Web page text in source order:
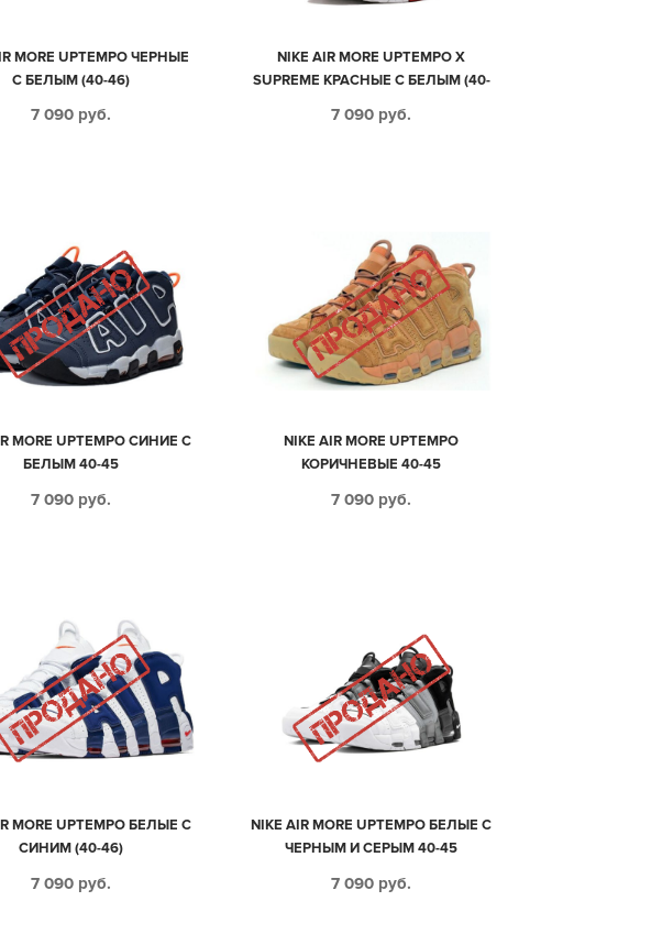
MORE UPTEMPO ЧЕРНЫЕ
С БЕЛЫМ (40-46)
7 090 руб.
NIKE AIR MORE UPTEMPO X
SUPREME КРАСНЫЕ С БЕЛЫМ (40-
7 090 руб.
MORE UPTEMPO СИНИЕ С
БЕЛЫМ 40-45
7 090 руб.
NIKE AIR MORE UPTEMPO
КОРИЧНЕВЫЕ 40-45
7 090 руб.
MORE UPTEMPO БЕЛЫЕ С
СИНИМ (40-46)
7 090 руб.
NIKE AIR MORE UPTEMPO БЕЛЫЕ С
ЧЕРНЫМ И СЕРЫМ 40-45
7 090 руб.